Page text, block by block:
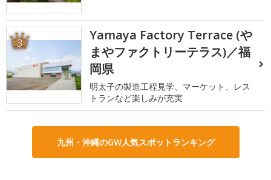
3
Yamaya Factory Terrace (や
まやファクトリーテラス)／福
岡県
明太子の製造工程見学、マーケット、レス
トランなど楽しみが充実
九州・沖縄のGW人気スポットランキング